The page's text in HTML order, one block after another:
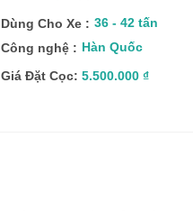
Dùng Cho Xe : 36 - 42 tấn
Công nghệ : Hàn Quốc
Giá Đặt Cọc: 5.500.000 ₫